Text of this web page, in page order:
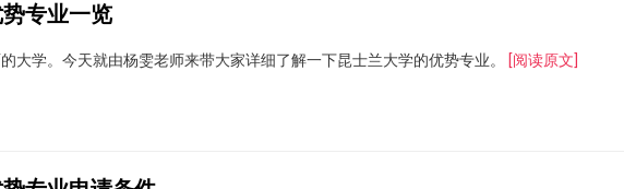
专业一览
大学。今天就由杨雯老师来带大家详细了解一下昆士兰大学的优势专业。 [阅读原文]